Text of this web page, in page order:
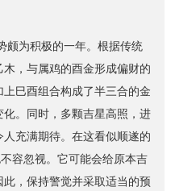
颇为积极的一年。根据传统
，与属鸡的酉金形成偏财的
巳酉组合构成了半三合的金
。同时，多颗吉星高照，进
充满期待。在这看似顺遂的
容忽视。它可能会给原本吉
，保持警觉并采取适当的预